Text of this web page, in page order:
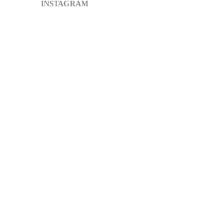
INSTAGRAM